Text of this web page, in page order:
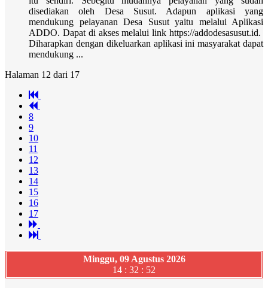
disediakan oleh Desa Susut. Adapun aplikasi yang
mendukung pelayanan Desa Susut yaitu melalui Aplikasi
ADDO. Dapat di akses melalui link https://addodesasusut.id.
Diharapkan dengan dikeluarkan aplikasi ini masyarakat dapat
mendukung ...
Halaman 12 dari 17
8
9
10
11
12
13
14
15
16
17
Minggu, 09 Agustus 2026
14 : 32 : 53